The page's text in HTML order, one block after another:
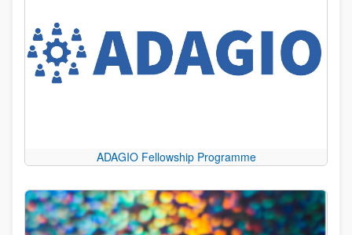
ADAGIO Fellowship Programme